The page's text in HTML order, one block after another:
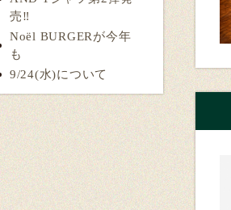
売‼️
Noël BURGERが今年
も
9/24(水)について